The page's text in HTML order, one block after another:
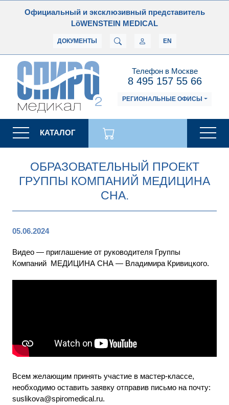
Официальный и эксклюзивный представитель
LöWENSTEIN MEDICAL
ДОКУМЕНТЫ EN
Телефон в Москве
8 495 157 55 66
РЕГИОНАЛЬНЫЕ ОФИСЫ
КАТАЛОГ
ОБРАЗОВАТЕЛЬНЫЙ ПРОЕКТ
ГРУППЫ КОМПАНИЙ МЕДИЦИНА
СНА.
05.06.2024
Видео — приглашение от руководителя Группы
Компаний МЕДИЦИНА СНА — Владимира Кривицкого.
Всем желающим принять участие в мастер-классе,
необходимо оставить заявку отправив письмо на почту:
suslikova@spiromedical.ru.